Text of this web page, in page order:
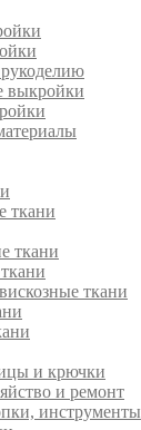
выкройки
ткани
ткани
ткани
и крючки
и ремонт
инструменты